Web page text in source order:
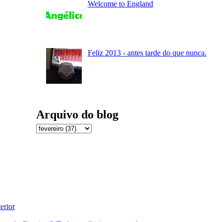
Welcome to England
Feliz 2013 - antes tarde do que nunca.
Arquivo do blog